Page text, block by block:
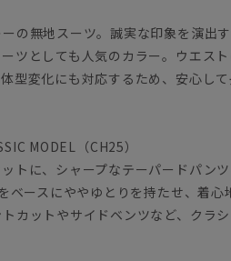
の無地スーツ。誠実な印象を演出
ツとしても人気のカラー。ウエス
型変化にも対応するため、安心し
MODEL（CH25）
トに、シャープなテーパードパン
ベースにややゆとりを持たせ、着心
カットやサイドベンツなど、クラ